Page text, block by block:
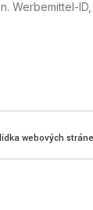
Werbemittel-
webových